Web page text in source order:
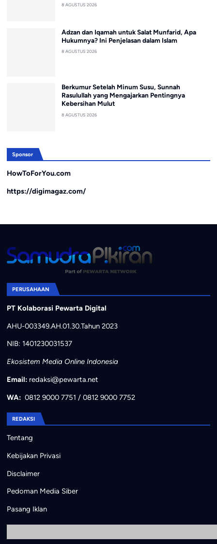
8 AGUSTUS 2026
Adzan dan Iqamah untuk Salat Munfarid, Apa
Hukumnya? Ini Penjelasan dalam Islam
8 AGUSTUS 2026
Berkumur Setelah Minum Susu, Sunnah
Rasulullah yang Mengajarkan Pentingnya
Kebersihan Mulut
8 AGUSTUS 2026
Sponsor
HowToForYou.com
https://digimagaz.com/
PERUSAHAAN
PT Kolaborasi Pewarta Digital
AHU-003349.AH.01.30.Tahun 2023
NIB: 1401230031537
Ekosistem Media Online Indonesia
Email: redaksi@pewarta.net
WA: 0812 9000 7751 / 0812 9000 7752
REDAKSI
Tentang
Kebijakan Privasi
Disclaimer
Pedoman Media Siber
Pasang Iklan